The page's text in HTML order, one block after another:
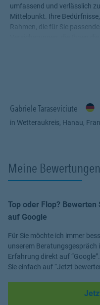
umfassend und verlässlich
Mittelpunkt. Ihre
Rahmen, die für Sie
Fachwissen, meiner
Gabriele Taraseviciute
in Wetteraukreis, Hanau,
Meine Bewertungen
Top oder Flop?
auf Google
Für Sie möchte ich immer
unserem Beratungsgespräch
Erfahrung direkt auf
Sie einfach auf “Jetzt